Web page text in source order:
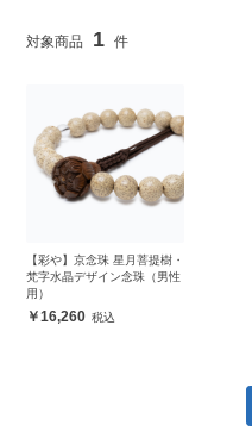
1
【彩や】京念珠 星月菩提樹・
梵字水晶デザイン念珠（男性
用）
16,260